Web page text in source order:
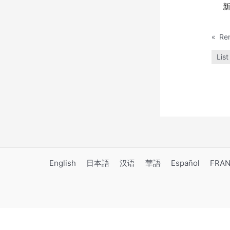
«
List
English 日本語 汉语 華語 Español